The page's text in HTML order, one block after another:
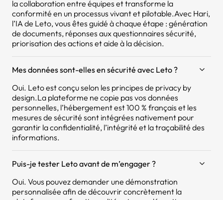
la collaboration entre équipes et transforme la
conformité en un processus vivant et pilotable.Avec Hari,
l’IA de Leto, vous êtes guidé à chaque étape : génération
de documents, réponses aux questionnaires sécurité,
priorisation des actions et aide à la décision.
Mes données sont-elles en sécurité avec Leto ?
Oui. Leto est conçu selon les principes de privacy by
design.La plateforme ne copie pas vos données
personnelles, l’hébergement est 100 % français et les
mesures de sécurité sont intégrées nativement pour
garantir la confidentialité, l’intégrité et la traçabilité des
informations.
Puis-je tester Leto avant de m’engager ?
Oui. Vous pouvez demander une démonstration
personnalisée afin de découvrir concrètement la